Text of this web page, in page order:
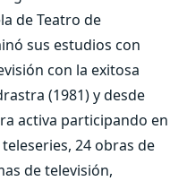
de Teatro de
sus estudios con
con la exitosa
(1981) y desde
activa participando en
24 obras de
de televisión,